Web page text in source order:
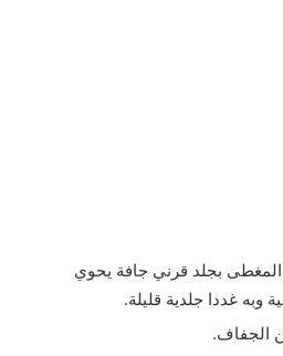
بجلد قرني جافة يحوي
غددا جلدية قليلة.
الجفاف.